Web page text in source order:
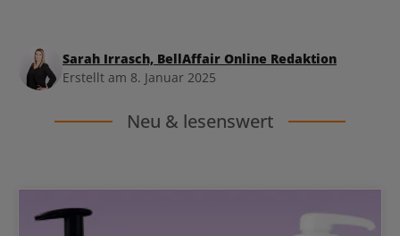
Sarah Irrasch, BellAffair Online Redaktion
Erstellt am 8. Januar 2025
Neu & lesenswert